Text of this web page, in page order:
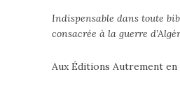
Indispensable dans toute
consacrée à la guerre
Aux Éditions Autrement en